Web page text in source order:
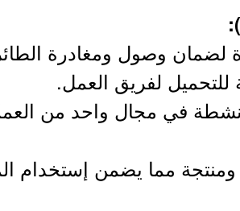
لضمان وصول ومغادرة
للتحميل لفريق العمل.
في مجال واحد من
ومنتجة مما يضمن إستخدام